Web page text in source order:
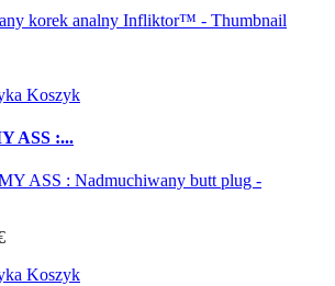
Koszyk
ASS :...
Koszyk